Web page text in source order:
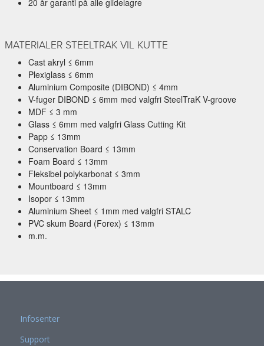
20 år garanti på alle glidelagre
MATERIALER STEELTRAK VIL KUTTE
Cast akryl ≤ 6mm
Plexiglass ≤ 6mm
Aluminium Composite (DIBOND) ≤ 4mm
V-fuger DIBOND ≤ 6mm med valgfri SteelTraK V-groove
MDF ≤ 3 mm
Glass ≤ 6mm med valgfri Glass Cutting Kit
Papp ≤ 13mm
Conservation Board ≤ 13mm
Foam Board ≤ 13mm
Fleksibel polykarbonat ≤ 3mm
Mountboard ≤ 13mm
Isopor ≤ 13mm
Aluminium Sheet ≤ 1mm med valgfri STALC
PVC skum Board (Forex) ≤ 13mm
m.m.
Infosenter
Support